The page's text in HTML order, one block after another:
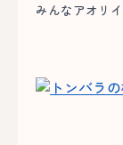
みんなアオリ